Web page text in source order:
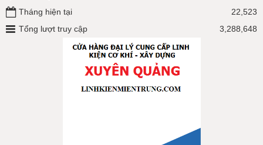
Tháng hiện tại
22,523
Tổng lượt truy cập
3,288,648